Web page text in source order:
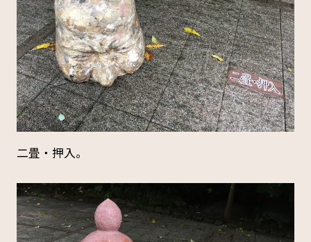
二畳・押入。